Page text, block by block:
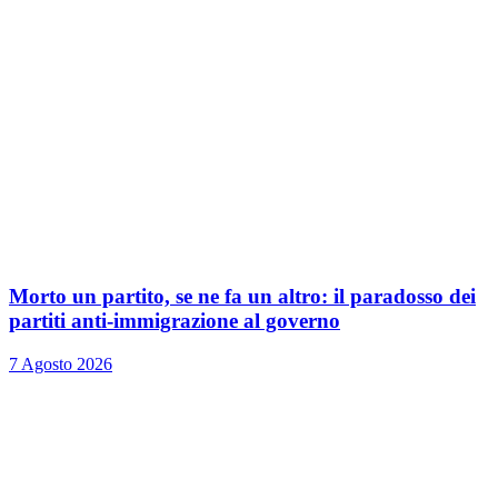
Morto un partito, se ne fa un altro: il paradosso dei
partiti anti-immigrazione al governo
7 Agosto 2026